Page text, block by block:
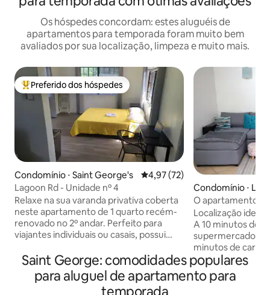
Os hóspedes concordam: estes aluguéis de
apartamentos para temporada foram muito bem
avaliados por sua localização, limpeza e muito mais.
Entre os melhores preferidos dos hóspedes
Preferido dos hóspedes
Condomínio ⋅ Saint George's 4,97 de uma avaliação média
4,97 (72)
Lagoon Rd - Unidade nº 4
Relaxe na sua varanda privativa coberta
neste apartamento de 1 quarto recém-
renovado no 2º andar. Perfeito para
viajantes individuais ou casais, possui
cozinha completa e uma localização
imbatível. O ponto de ônibus Grand
Anse fica bem do lado de fora da sua
porta, Pandy Beach fica do outro lado da
Condomínio ⋅
s
O apartamento
Lance Aux Epines
Localização
A 10 minutos do
supermercados
minutos de carro
6 minutos de
Beach e
para LAE Beach,
Saint George: comodidades populares
para aluguel de apartamento para
temporada